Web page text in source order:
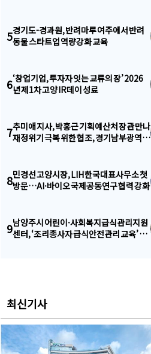
경기도-경과원, 반려마루 여주에서 반려
동물 스타트업 역량강화 교육
5
‘창업기업, 투자자 잇는 교류의 장’ 2026
년 제1차 고양 IR데이 성료
6
추미애 지사, 박홍근 기획예산처 장관 만나
재정위기 극복 위한 협조, 경기남부광역철
7
민경선 고양시장, LIH 한국대표사무소 첫
방문…AI·바이오 국제공동연구 협력 강화
8
남양주시 어린이·사회복지급식관리지원
센터, ‘조리종사자 급식안전관리 교육’ 진
9
최신기사